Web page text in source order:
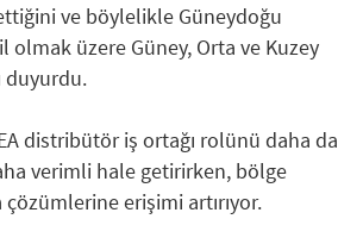
ve böylelikle Güneydoğu
üzere Güney, Orta ve Kuzey
duyurdu.
distribütör iş ortağı rolünü daha da
verimli hale getirirken, bölge
erişimi artırıyor.